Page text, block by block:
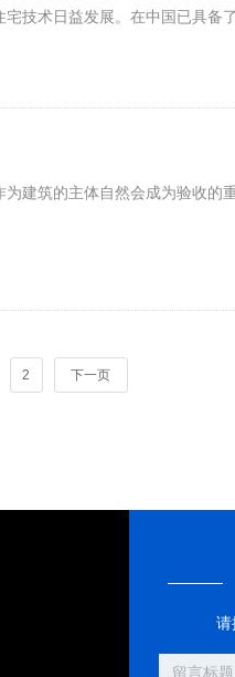
技术日益发展。在中国已具备
建筑的主体自然会成为验收的
2 下一页
请